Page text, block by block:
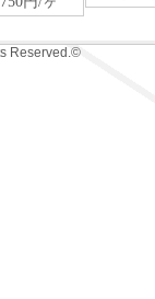
Reserved.©